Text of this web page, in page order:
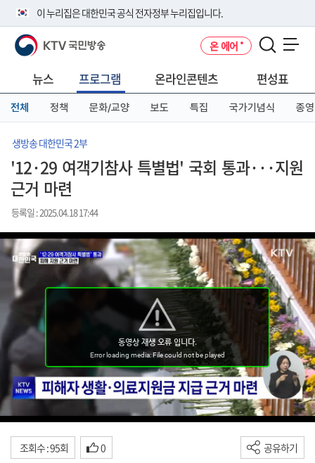
이 누리집은 대한민국 공식 전자정부 누리집입니다.
공식 누리집 주소 확인하기
니다.
이밖에 or.kr 또는 .kr등 다른 도메인 주소를 사용하고 있다면 아래 URL에
서 도메인 주소를 확인해 보세요
KTV 국민방송 온 에어
뉴스 프로그램 온라인콘텐츠 편성표
전체 정책 문화/교양 보도 특집 국가기념식 종영
생방송 대한민국 2부
'12·29 여객기참사 특별법' 국회 통과···지원
근거 마련
등록일 : 2025.04.18 17:44
조회수 : 95회 0 공유하기